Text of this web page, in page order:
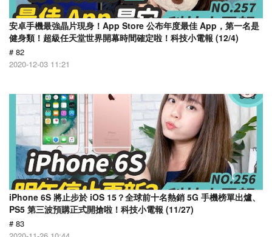
安卓手機最強晶片現身！App Store 公布年度最佳 App，第一名是
健身類！超級任天堂世界開幕時間確定啦！科技小電報 (12/4)
# 82
2020-12-03 11:21
iPhone 6S 將止步於 iOS 15？全球前十名熱銷 5G 手機榜單出爐、
PS5 第三波預購正式開搶啦！科技小電報 (11/27)
# 83